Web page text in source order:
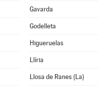
Gavarda
Godelleta
Higueruelas
Llíria
Llosa de Ranes (La)